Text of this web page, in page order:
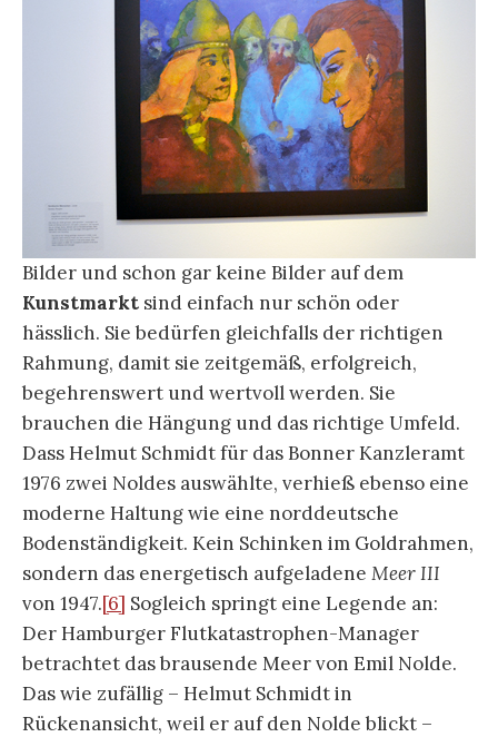
Bilder und schon gar keine Bilder auf dem
Kunstmarkt sind einfach nur schön oder
hässlich. Sie bedürfen gleichfalls der richtigen
Rahmung, damit sie zeitgemäß, erfolgreich,
begehrenswert und wertvoll werden. Sie
brauchen die Hängung und das richtige Umfeld.
Dass Helmut Schmidt für das Bonner Kanzleramt
1976 zwei Noldes auswählte, verhieß ebenso eine
moderne Haltung wie eine norddeutsche
Bodenständigkeit. Kein Schinken im Goldrahmen,
sondern das energetisch aufgeladene Meer III
von 1947.[6] Sogleich springt eine Legende an:
Der Hamburger Flutkatastrophen-Manager
betrachtet das brausende Meer von Emil Nolde.
Das wie zufällig – Helmut Schmidt in
Rückenansicht, weil er auf den Nolde blickt –